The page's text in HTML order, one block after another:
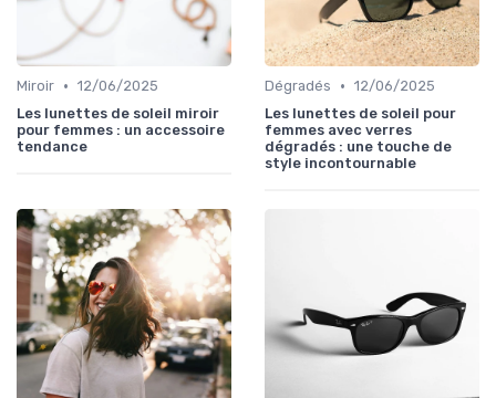
Miroir • 12/06/2025
Les lunettes de soleil miroir
pour femmes : un accessoire
tendance
Dégradés • 12/06/2025
Les lunettes de soleil pour
femmes avec verres
dégradés : une touche de
style incontournable